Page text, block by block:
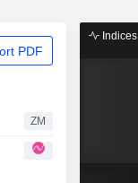
PDF
ZM
Indices